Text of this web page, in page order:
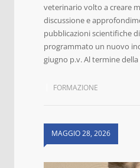
veterinario volto a creare
discussione e
pubblicazioni scientifiche
programmato un nuovo
giugno p.v. Al termine della
FORMAZIONE
MAGGIO 28, 2026